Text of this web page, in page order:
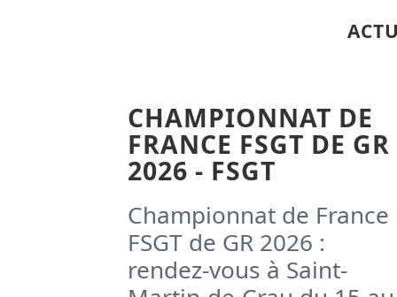
CHAMPIONNAT DE
FRANCE FSGT DE GR
2026 - FSGT
Championnat de France
FSGT de GR 2026 :
rendez-vous à Saint-